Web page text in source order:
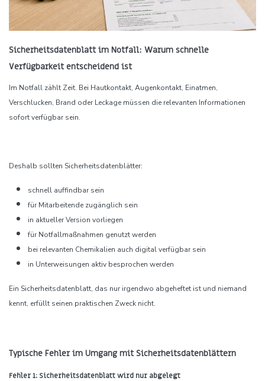
Sicherheitsdatenblatt im Notfall: Warum schnelle
Verfügbarkeit entscheidend ist
Im Notfall zählt Zeit. Bei Hautkontakt, Augenkontakt, Einatmen,
Verschlucken, Brand oder Leckage müssen die relevanten Informationen
sofort verfügbar sein.
Deshalb sollten Sicherheitsdatenblätter:
schnell auffindbar sein
für Mitarbeitende zugänglich sein
in aktueller Version vorliegen
für Notfallmaßnahmen genutzt werden
bei relevanten Chemikalien auch digital verfügbar sein
in Unterweisungen aktiv besprochen werden
Ein Sicherheitsdatenblatt, das nur irgendwo abgeheftet ist und niemand
kennt, erfüllt seinen praktischen Zweck nicht.
Typische Fehler im Umgang mit Sicherheitsdatenblättern
Fehler 1: Sicherheitsdatenblatt wird nur abgelegt